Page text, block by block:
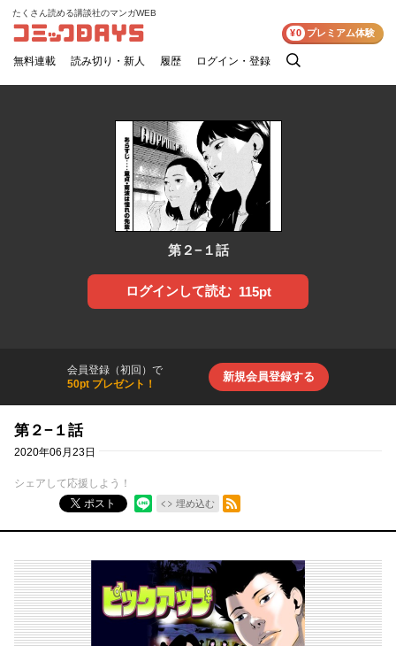
コミックDAYS
たくさん読める講談社のマンガWEB
無料連載 読み切り・新人 履歴 ログイン・登録
検
¥0 プレミアム体験
第２−１話
ログインして読む 115pt
会員登録（初回）で
50pt プレゼント！
新規会員登録する
第２−１話
2020年06月23日
シェアして応援しよう！
ポスト
埋め込む
RSSフィード